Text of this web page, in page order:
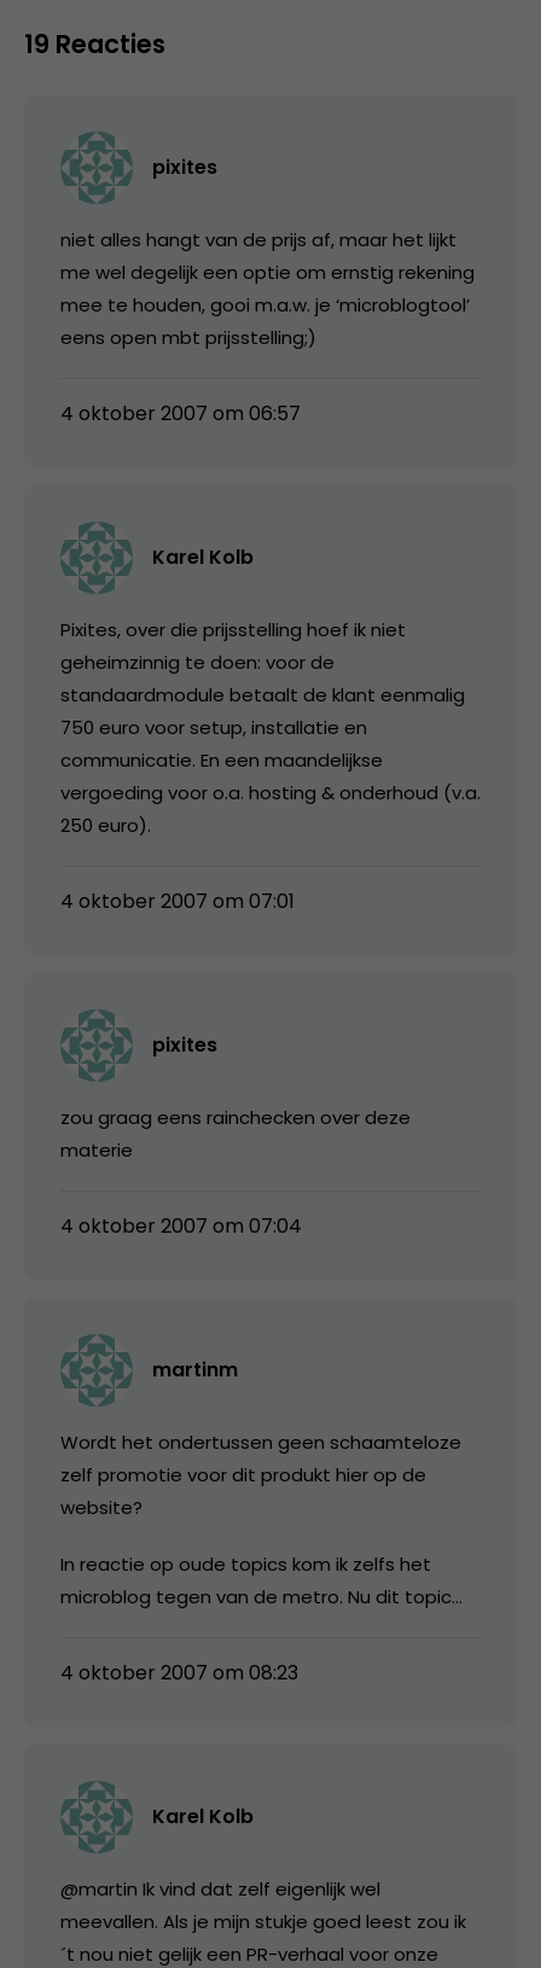
19 Reacties
pixites
niet alles hangt van de prijs af, maar het lijkt
me wel degelijk een optie om ernstig rekening
mee te houden, gooi m.a.w. je ‘microblogtool’
eens open mbt prijsstelling;)
4 oktober 2007 om 06:57
Karel Kolb
Pixites, over die prijsstelling hoef ik niet
geheimzinnig te doen: voor de
standaardmodule betaalt de klant eenmalig
750 euro voor setup, installatie en
communicatie. En een maandelijkse
vergoeding voor o.a. hosting & onderhoud (v.a.
250 euro).
4 oktober 2007 om 07:01
pixites
zou graag eens rainchecken over deze
materie
4 oktober 2007 om 07:04
martinm
Wordt het ondertussen geen schaamteloze
zelf promotie voor dit produkt hier op de
website?
In reactie op oude topics kom ik zelfs het
microblog tegen van de metro. Nu dit topic…
4 oktober 2007 om 08:23
Karel Kolb
@martin Ik vind dat zelf eigenlijk wel
meevallen. Als je mijn stukje goed leest zou ik
´t nou niet gelijk een PR-verhaal voor onze